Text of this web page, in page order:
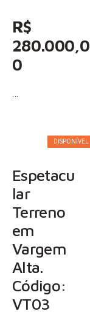
R$
280.000,0
0
…
DISPONÍVEL
Espetacu
lar
Terreno
em
Vargem
Alta.
Código:
VT03